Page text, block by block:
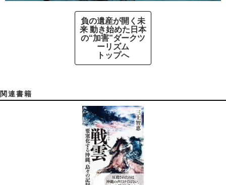
負の遺産が開く未
来 動き始めた日本
の“加害”ダークツ
ーリズム
トップへ
関連書籍